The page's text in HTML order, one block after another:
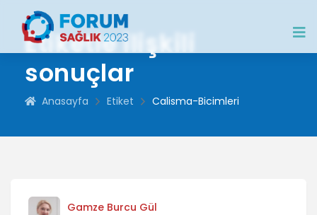
Etiketle ilişkili
sonuçlar
Anasayfa Etiket Calisma-Bicimleri
Gamze Burcu Gül